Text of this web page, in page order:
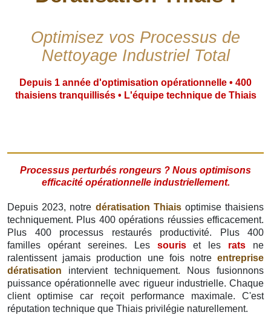
Optimisez vos Processus de
Nettoyage Industriel Total
Depuis 1 année d'optimisation opérationnelle • 400
thaisiens tranquillisés • L'équipe technique de Thiais
Processus perturbés rongeurs ? Nous optimisons
efficacité opérationnelle industriellement.
Depuis 2023, notre dératisation Thiaisoptimise thaisiens
techniquement. Plus 400 opérations réussies efficacement.
Plus 400 processus restaurés productivité. Plus 400
familles opérant sereines. Les souriset les rats ne
ralentissent jamais production une fois notre entreprise
dératisation intervient techniquement. Nous fusionnons
puissance opérationnelle avec rigueur industrielle. Chaque
client optimise car reçoit performance maximale. C'est
réputation technique que Thiais privilégie naturellement.